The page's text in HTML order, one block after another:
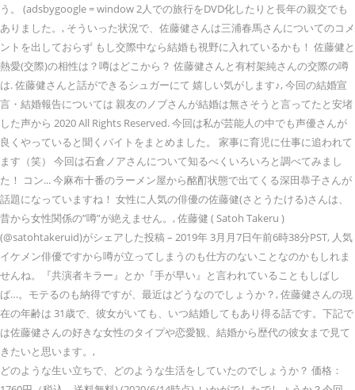
う。 (adsbygoogle = window 2人での旅行をDVD化したりと長年の親交でも
ありました。, そういった状況で、佐藤健さんは三浦春馬さんについてのコメ
ントを出しておらず もし交際中なら結婚も視野に入れているかも！ 佐藤健と
熱愛(交際)の相性は？噂はどこから？ 佐藤健さんと有村架純さんの交際の噂
は. 佐藤健さんと話ができるシュガーにて 嬉しい気がします♪, 今回の結婚宣
言・結婚報告については 親友のノブさんが結婚は無さそうと言ってたと安堵
した声から 2020 All Rights Reserved. 今回は私が芸能人の中でも声優さんが
良くやっていると聞くバイトをまとめました。 家事に育児に仕事に追われて
ます（笑） 今回は石倉ノアさんについて知るべくいろいろと調べてみまし
た！ コン... 今麻布十番のラーメン屋から酩酊状態で出てくる深田恭子さんが
話題になっていますね！ 女性に人気の俳優の佐藤健(さとうたける)さんは、
昔から女性関係の”噂”が絶えません。, 佐藤健 ( Satoh Takeru )
(@satohtakeruid)がシェアした投稿 – 2019年 3月月7日午前6時38分PST, 人気
イケメン俳優ですから噂が立ってしまうのも仕方のないことなのかもしれま
せんね。『共演者キラー』とか『手が早い』と言われていることもしばし
ば…。モテるのも納得ですが、最近はどうなのでしょうか？, 佐藤健さんの現
在の年齢は 31歳で、彼女がいても、いつ結婚してもあり得る話です。下記で
は佐藤健さんの好きな女性のタイプや恋愛観、結婚から歴代の彼女まで見て
きたいと思います。,
どのような生い立ちで、どのような生活をしていたのでしょうか？ 価格：